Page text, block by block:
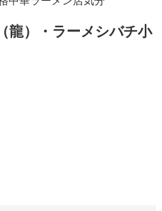
龍）・ラーメシバチ小